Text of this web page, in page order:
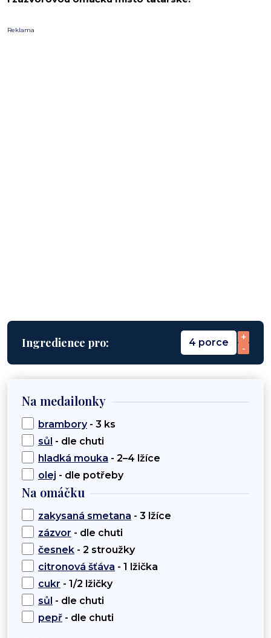
Reklama
Ingredience pro: 4 porce
+
-
Na medailonky
brambory- 3 ks
sůl - dle chuti
hladká mouka - 2–4 lžíce
olej - dle potřeby
Na omáčku
zakysaná smetana - 3 lžíce
zázvor - dle chuti
česnek - 2 stroužky
citronová šťáva - 1 lžička
cukr - 1/2 lžičky
sůl - dle chuti
pepř - dle chuti